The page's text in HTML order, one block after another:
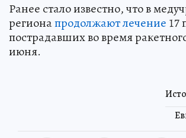
Ранее стало известно, что в
регионапродолжают лечение 17
пострадавших во время
июня.